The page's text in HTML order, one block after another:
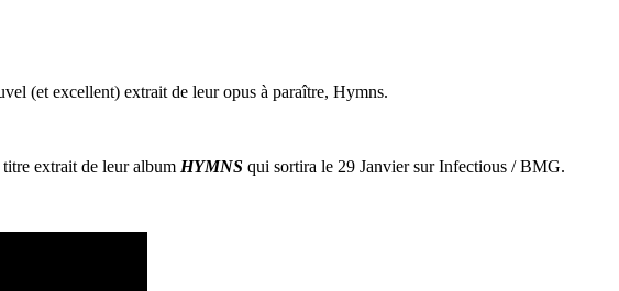
(et excellent) extrait de leur opus à paraître, Hymns.
extrait de leur album HYMNS qui sortira le 29 Janvier sur Infectious / BMG.